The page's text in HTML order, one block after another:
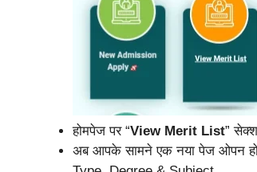
होमपेज पर “View Merit List”
अब आपके सामने एक नया पेज ओपन